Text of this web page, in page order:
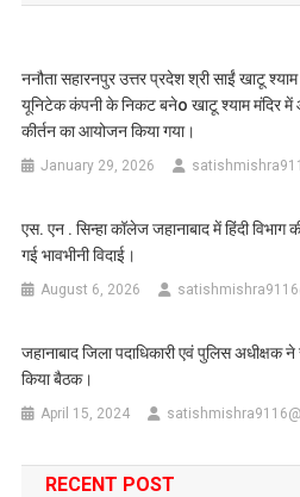
ननौता सहारनपुर उत्तर प्रदेश श्री साईं खाटू
यूनिटेक कंपनी के निकट बनेo खाटू श्याम मंदिर में
कीर्तन का आयोजन किया गया।
January 29, 2026
एस. एन . सिन्हा कॉलेज जहानाबाद में हिंदी विभाग
गई भावभीनी विदाई।
August 6, 2026
जहानाबाद जिला पदाधिकारी एवं पुलिस अधीक्षक
किया बैठक।
April 15, 2024
RECENT POST